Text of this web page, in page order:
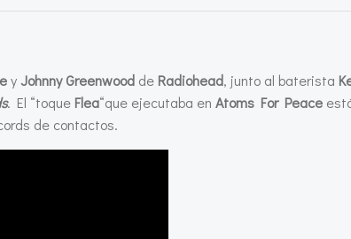
yJohnny Greenwood de Radiohead, junto al baterista
. El “toque Flea“que ejecutaba en Atoms For Peace
de contactos.